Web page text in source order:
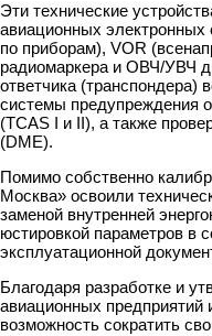
Эти технические
авиационных электронных
по приборам), VOR
радиомаркера и ОВЧ/УВЧ
ответчика (транспондера)
системы предупреждения
(TCAS I и II), а также
(DME).
Помимо собственно
Москва» освоили
заменой внутренней
юстировкой параметров в
эксплуатационной
Благодаря разработке и
авиационных
возможность сократить